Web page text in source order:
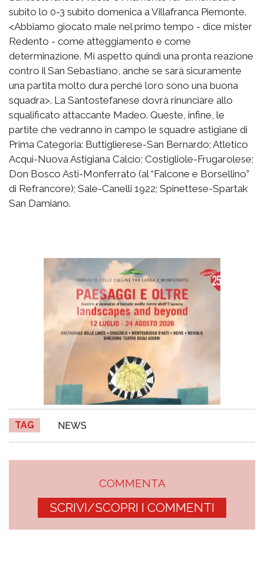
subito lo 0-3 subìto domenica a Villafranca Piemonte.
<Abbiamo giocato male nel primo tempo - dice mister
Redento - come atteggiamento e come
determinazione. Mi aspetto quindi una pronta reazione
contro il San Sebastiano, anche se sarà sicuramente
una partita molto dura perché loro sono una buona
squadra>. La Santostefanese dovrà rinunciare allo
squalificato attaccante Madeo. Queste, infine, le
partite che vedranno in campo le squadre astigiane di
Prima Categoria: Buttiglierese-San Bernardo; Atletico
Acqui-Nuova Astigiana Calcio; Costigliole-Frugarolese;
Don Bosco Asti-Monferrato (al “Falcone e Borsellino”
di Refrancore); Sale-Canelli 1922; Spinettese-Spartak
San Damiano.
TAG NEWS
COMMENTA
SCRIVI/SCOPRI I COMMENTI